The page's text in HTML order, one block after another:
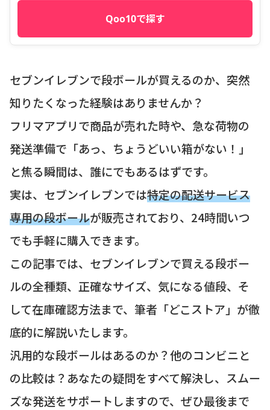
Qoo10で探す
セブンイレブンで段ボールが買えるのか、突然
知りたくなった経験はありませんか？
フリマアプリで商品が売れた時や、急な荷物の
発送準備で「あっ、ちょうどいい箱がない！」
と焦る瞬間は、誰にでもあるはずです。
実は、セブンイレブンでは特定の配送サービス
専用の段ボールが販売されており、24時間いつ
でも手軽に購入できます。
この記事では、セブンイレブンで買える段ボー
ルの全種類、正確なサイズ、気になる値段、そ
して在庫確認方法まで、筆者「どこストア」が徹
底的に解説いたします。
汎用的な段ボールはあるのか？他のコンビニと
の比較は？あなたの疑問をすべて解決し、スムー
ズな発送をサポートしますので、ぜひ最後まで